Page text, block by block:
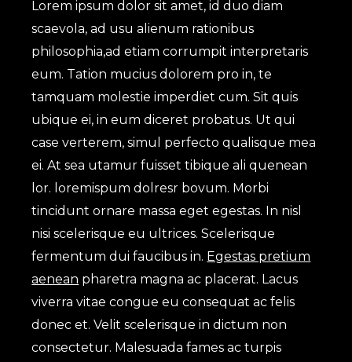
Lorem ipsum dolor sit amet, id duo diam
scaevola, ad usu alienum rationibus
philosophia,ad etiam corrumpit interpretaris
eum. Tation mucius dolorem pro in, te
tamquam molestie imperdiet cum. Sit quis
ubique ei, in eum diceret probatus. Ut qui
case verterem, simul perfecto qualisque mea
ei. At sea utamur fuisset tibique ali quenean
lor. loremispum dolresr bovum. Morbi
tincidunt ornare massa eget egestas. In nisl
nisi scelerisque eu ultrices. Scelerisque
fermentum dui faucibus in. Egestas pretium
aenean pharetra magna ac placerat. Lacus
viverra vitae congue eu consequat ac felis
donec et. Velit scelerisque in dictum non
consectetur. Malesuada fames ac turpis